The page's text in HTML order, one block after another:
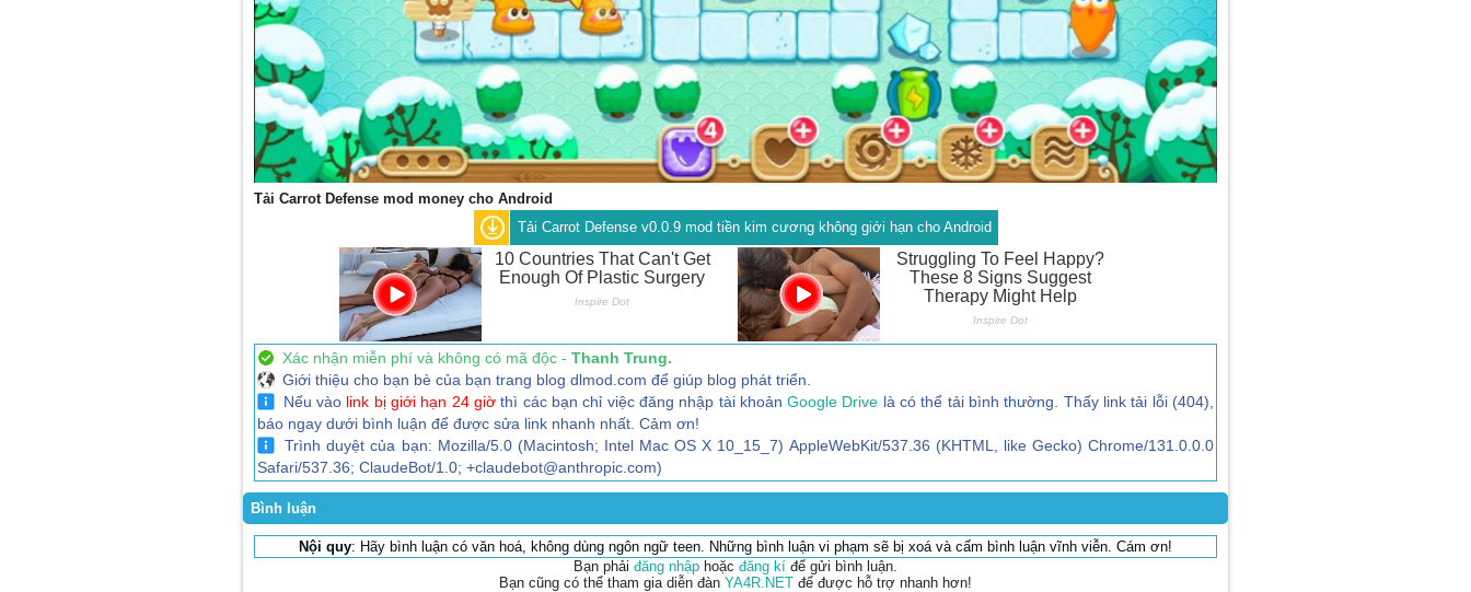
Tải Carrot Defense mod money cho Android
Tải Carrot Defense v0.0.9 mod tiền kim cương không giới hạn cho Android
Xác nhận miễn phí và không có mã độc - Thanh Trung.
Giới thiệu cho bạn bè của bạn trang blog dlmod.com để giúp blog phát triển.
Nếu vào link bị giới hạn 24 giờthì các bạn chỉ việc đăng nhập tài khoảnGoogle Drive là có thể tải bình thường. Thấy link tải lỗi (404),
báo ngay dưới bình luận để được sửa link nhanh nhất. Cảm ơn!
Trình duyệt của bạn: Mozilla/5.0 (Macintosh; Intel Mac OS X 10_15_7) AppleWebKit/537.36 (KHTML, like Gecko) Chrome/131.0.0.0
Safari/537.36; ClaudeBot/1.0; +claudebot@anthropic.com)
Bình luận
Nội quy: Hãy bình luận có văn hoá, không dùng ngôn ngữ teen. Những bình luận vi phạm sẽ bị xoá và cấm bình luận vĩnh viễn. Cám ơn!
Bạn phải đăng nhập hoặc đăng kí để gửi bình luận.
Bạn cũng có thể tham gia diễn đàn YA4R.NET để được hỗ trợ nhanh hơn!